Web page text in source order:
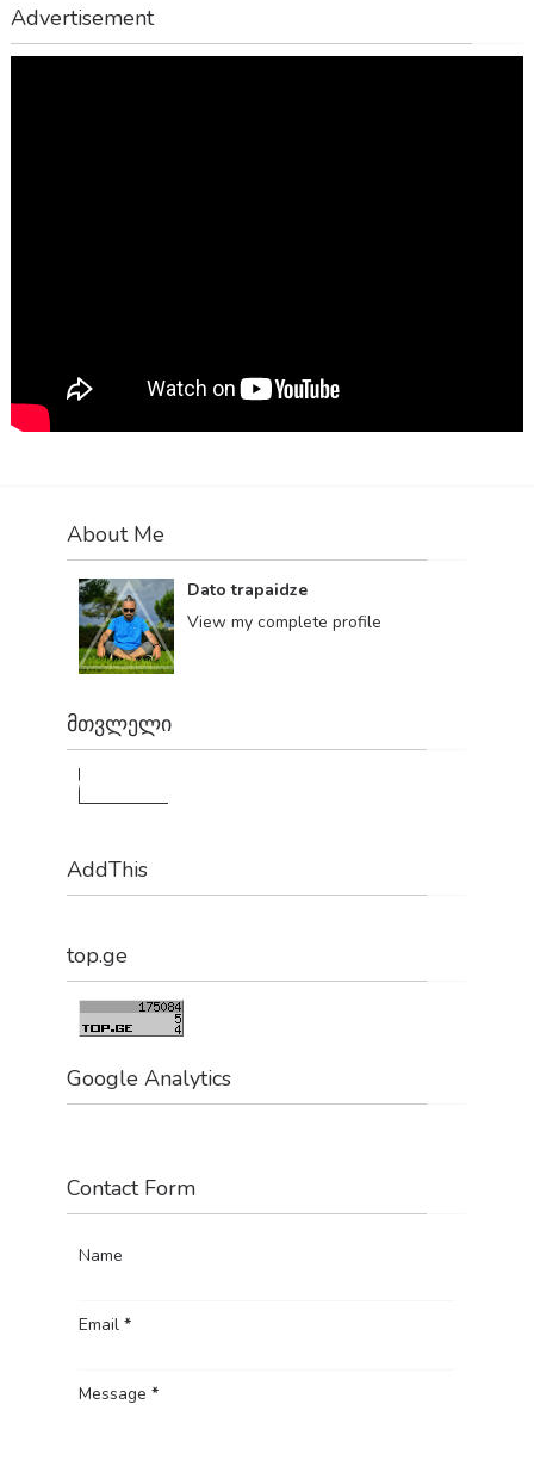
Advertisement
About Me
Dato trapaidze
View my complete profile
მთვლელი
AddThis
top.ge
Google Analytics
Contact Form
Name
Email*
Message*